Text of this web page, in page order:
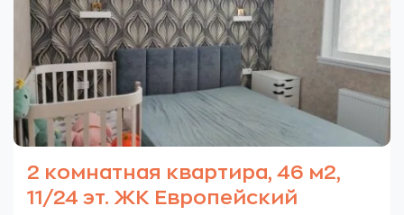
2 комнатная квартира, 46 м2,
11/24 эт. ЖК Европейский